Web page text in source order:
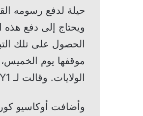
ويحتاج إلى دفع هذه
الحصول على تلك
موقفها يوم
الولايات. وقالت لـ Spectrum News NY1: “لكن أعتقد أن حي برونكس يعرف أفضل”.
وأضافت أوكاسيو